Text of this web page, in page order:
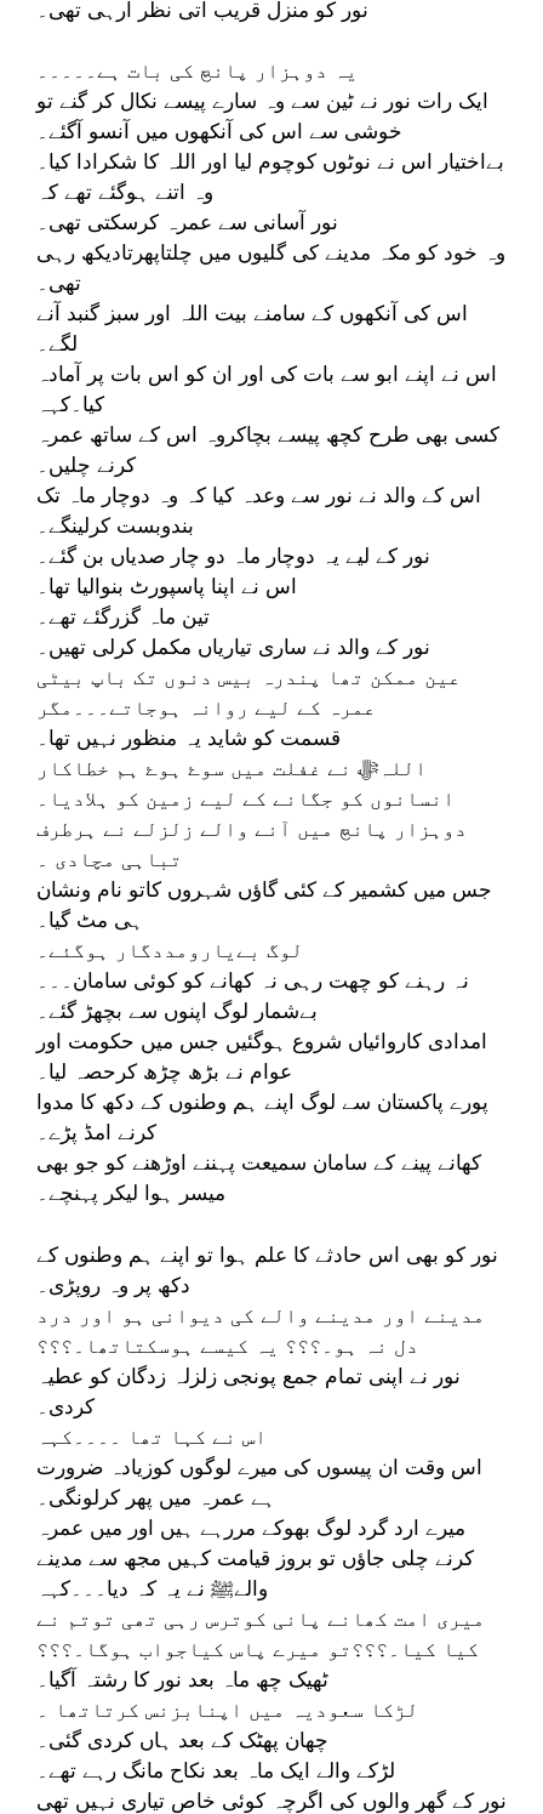
نور کو منزل قریب آتی نظر آرہی تھی۔
یہ دوہزار پانچ کی بات ہے۔۔۔۔۔
ایک رات نور نے ٹین سے وہ سارے پیسے نکال کر گنے تو
خوشی سے اس کی آنکھوں میں آنسو آگئے۔
بےاختیار اس نے نوٹوں کوچوم لیا اور اللہ کا شکرادا کیا۔
وہ اتنے ہوگئے تھے کہ
نور آسانی سے عمرہ کرسکتی تھی۔
وہ خود کو مکہ مدینے کی گلیوں میں چلتاپھرتادیکھ رہی
تھی۔
اس کی آنکھوں کے سامنے بیت اللہ اور سبز گنبد آنے
لگے۔
اس نے اپنے ابو سے بات کی اور ان کو اس بات پر آمادہ
کیا۔کہہ
کسی بھی طرح کچھ پیسے بچاکروہ اس کے ساتھ عمرہ
کرنے چلیں۔
اس کے والد نے نور سے وعدہ کیا کہ وہ دوچار ماہ تک
بندوبست کرلینگے۔
نور کے لیے یہ دوچار ماہ دو چار صدیاں بن گئے۔
اس نے اپنا پاسپورٹ بنوالیا تھا۔
تین ماہ گزرگئے تھے۔
نور کے والد نے ساری تیاریاں مکمل کرلی تھیں۔
عین ممکن تھا پندرہ بیس دنوں تک باپ بیٹی
عمرہ کے لیے روانہ ہوجاتے۔۔۔مگر
قسمت کو شاید یہ منظور نہیں تھا۔
اللہﷻ نے غفلت میں سوۓ ہوۓ ہم خطاکار
انسانوں کو جگانے کے لیے زمین کو ہلادیا۔
دوہزار پانچ میں آنے والے زلزلے نے ہرطرف
تباہی مچادی ۔
جس میں کشمیر کے کئی گاؤں شہروں کاتو نام ونشان
ہی مٹ گیا۔
لوگ بےیارومددگار ہوگئے۔
نہ رہنے کو چھت رہی نہ کھانے کو کوئی سامان۔۔۔
بےشمار لوگ اپنوں سے بچھڑ گئے۔
امدادی کاروائیاں شروع ہوگئیں جس میں حکومت اور
عوام نے بڑھ چڑھ کرحصہ لیا۔
پورے پاکستان سے لوگ اپنے ہم وطنوں کے دکھ کا مدوا
کرنے امڈ پڑے۔
کھانے پینے کے سامان سمیعت پہننے اوڑھنے کو جو بھی
میسر ہوا لیکر پہنچے۔
نور کو بھی اس حادثے کا علم ہوا تو اپنے ہم وطنوں کے
دکھ پر وہ روپڑی۔
مدینے اور مدینے والے کی دیوانی ہو اور درد
دل نہ ہو۔؟؟؟ یہ کیسے ہوسکتاتھا۔؟؟؟
نور نے اپنی تمام جمع پونجی زلزلہ زدگان کو عطیہ
کردی۔
اس نے کہا تھا ۔۔۔۔کہہ
اس وقت ان پیسوں کی میرے لوگوں کوزیادہ ضرورت
ہے عمرہ میں پھر کرلونگی۔
میرے ارد گرد لوگ بھوکے مررہے ہیں اور میں عمرہ
کرنے چلی جاؤں تو بروز قیامت کہیں مجھ سے مدینے
والےﷺ نے یہ کہ دیا۔۔۔کہہ
میری امت کھانے پانی کوترس رہی تھی توتم نے
کیا کیا۔؟؟؟تو میرے پاس کیاجواب ہوگا۔؟؟؟
ٹھیک چھ ماہ بعد نور کا رشتہ آگیا۔
لڑکا سعودیہ میں اپنابزنس کرتاتھا ۔
چھان پھٹک کے بعد ہاں کردی گئی۔
لڑکے والے ایک ماہ بعد نکاح مانگ رہے تھے۔
نور کے گھر والوں کی اگرچہ کوئی خاص تیاری نہیں تھی